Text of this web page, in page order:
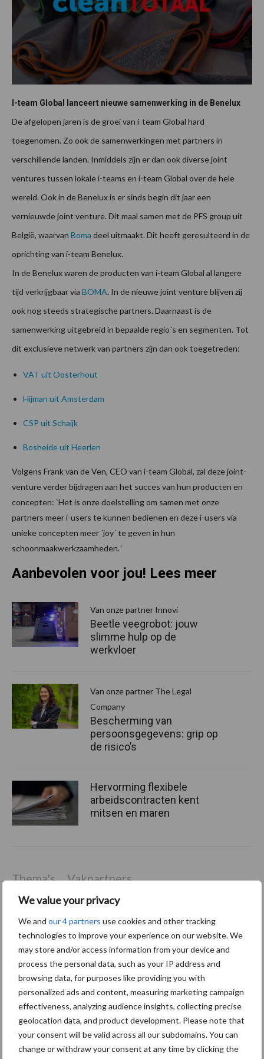
We value your privacy
We and our 4 partners use cookies and other tracking
technologies to improve your experience on our website. We
may store and/or access information from your device and
process the personal data, such as your IP address and
browsing data, for purposes like providing you with
personalized ads and content, measuring marketing campaign
effectiveness, analyzing audience insights, collecting precise
geolocation data, and product development. Please note that
your consent will be valid across all our subdomains. You can
change or withdraw your consent at any time by clicking the
I-team Global lanceert nieuwe samenwerking in de Benelux
De afgelopen jaren is de groei van i-team Global hard
toegenomen. Zo ook de samenwerkingen met partners in
verschillende landen. Inmiddels zijn er dan ook diverse joint
ventures tussen lokale i-teams en i-team Global over de hele
wereld. Ook in de Benelux is er sinds begin dit jaar een
vernieuwde joint venture. Dit maal samen met de PFS group uit
België, waarvan Boma deel uitmaakt. Dit heeft geresulteerd in de
oprichting van i-team Benelux.
In de Benelux waren de producten van i-team Global al langere
tijd verkrijgbaar via BOMA. In de nieuwe joint venture blijven zij
ook nog steeds strategische partners. Daarnaast is de
samenwerking uitgebreid in bepaalde regio´s en segmenten. Tot
dit exclusieve netwerk van partners zijn dan ook toegetreden:
VAT uit Oosterhout
Hijman uit Amsterdam
CSP uit Schaijk
Bosheide uit Heerlen
Volgens Frank van de Ven, CEO van i-team Global, zal deze joint-
venture verder bijdragen aan het succes van hun producten en
concepten: `Het is onze doelstelling om samen met onze
partners meer i-users te kunnen bedienen en deze i-users via
unieke concepten meer ´joy´ te geven in hun
schoonmaakwerkzaamheden.´
Aanbevolen voor jou! Lees meer
Van onze partner Innovi
Beetle veegrobot: jouw
slimme hulp op de
werkvloer
Van onze partner The Legal
Company
Bescherming van
persoonsgegevens: grip op
de risico’s
Hervorming flexibele
arbeidscontracten kent
mitsen en maren
Thema's Vakpartners
Coronavirus UVC
Toon meer